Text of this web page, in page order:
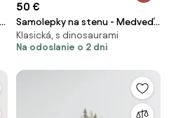
50 €
Samolepky na stenu - Medveď,
líška a zajac II.
Klasická, s dinosaurami
Na odoslanie o 2 dni